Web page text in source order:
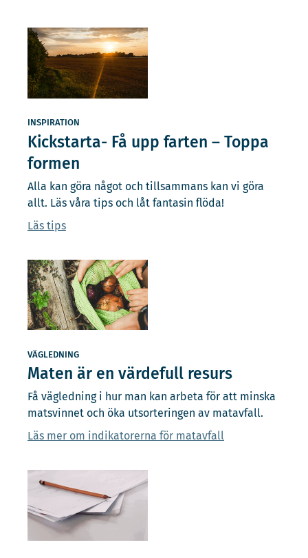
INSPIRATION
Kickstarta- Få upp farten – Toppa
formen
Alla kan göra något och tillsammans kan vi göra
allt. Läs våra tips och låt fantasin flöda!
Läs tips
VÄGLEDNING
Maten är en värdefull resurs
Få vägledning i hur man kan arbeta för att minska
matsvinnet och öka utsorteringen av matavfall.
Läs mer om indikatorerna för matavfall